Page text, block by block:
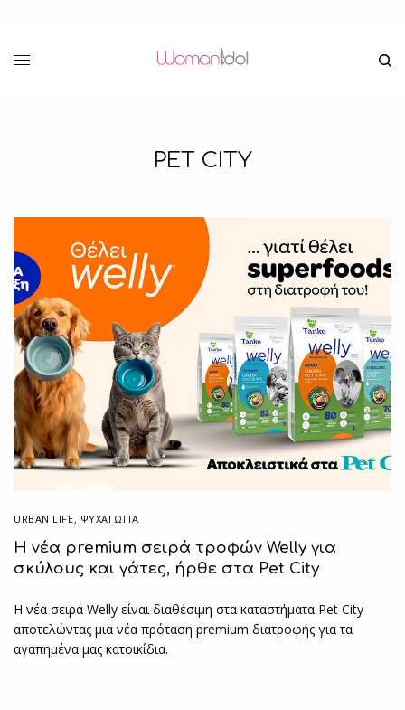
PET CITY
URBAN LIFE, ΨΥΧΑΓΩΓΙΑ
Η νέα premium σειρά τροφών Welly για
σκύλους και γάτες, ήρθε στα Pet City
Η νέα σειρά Welly είναι διαθέσιμη στα καταστήματα Pet City
αποτελώντας μια νέα πρόταση premium διατροφής για τα
αγαπημένα μας κατοικίδια.